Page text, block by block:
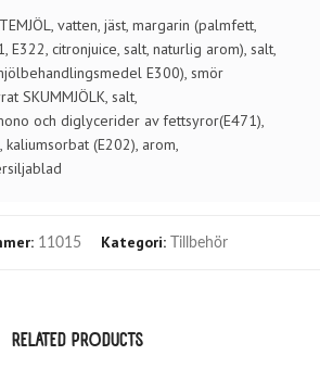
vatten, jäst, margarin (palmfett,
E322, citronjuice, salt, naturlig arom), salt,
E300), smör
SKUMMJÖLK, salt,
och diglycerider av fettsyror(E471),
(E202), arom,
11015 Kategori: Tillbehör
RELATED PRODUCTS